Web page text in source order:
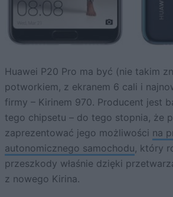
Huawei P20 Pro ma być (nie takim
potworkiem, z ekranem 6 cali i
firmy – Kirinem 970. Producent jest
tego chipsetu – do tego stopnia, że
zaprezentować jego możliwości na
autonomicznego samochodu, który
przeszkody właśnie dzięki
z nowego Kirina.